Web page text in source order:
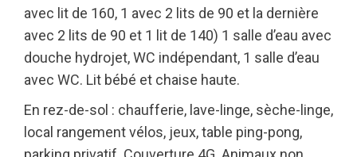
avec lit de 160, 1 avec 2 lits de 90 et la dernière
avec 2 lits de 90 et 1 lit de 140) 1 salle d’eau avec
douche hydrojet, WC indépendant, 1 salle d’eau
avec WC. Lit bébé et chaise haute.
En rez-de-sol : chaufferie, lave-linge, sèche-linge,
local rangement vélos, jeux, table ping-pong,